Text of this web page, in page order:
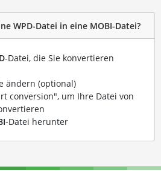
WPD-Datei in eine MOBI-Datei?
-Datei, die Sie konvertieren
ändern (optional)
conversion", um Ihre Datei von
-Datei herunter